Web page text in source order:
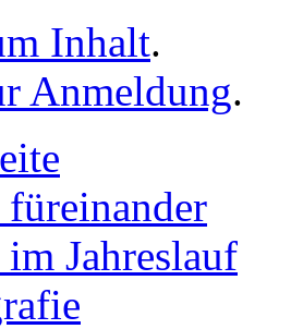
Inhalt.
Anmeldung.
Jahreslauf